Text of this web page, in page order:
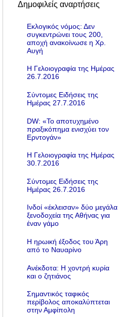
Δημοφιλείς αναρτήσεις
Εκλογικός νόμος: Δεν
συγκεντρώνει τους 200,
αποχή ανακοίνωσε η Χρ.
Αυγή
Η Γελοιογραφία της Ημέρας
26.7.2016
Σύντομες Ειδήσεις της
Ημέρας 27.7.2016
DW: «To αποτυχημένο
πραξικόπημα ενισχύει τον
Ερντογάν»
Η Γελοιογραφία της Ημέρας
30.7.2016
Σύντομες Ειδήσεις της
Ημέρας 26.7.2016
Ινδοί «έκλεισαν» δύο μεγάλα
ξενοδοχεία της Αθήνας για
έναν γάμο
Η ηρωική έξοδος του Άρη
από το Ναυαρίνο
Ανέκδοτα: Η χοντρή κυρία
και ο ζητιάνος
Σημαντικός ταφικός
περίβολος αποκαλύπτεται
στην Αμφίπολη